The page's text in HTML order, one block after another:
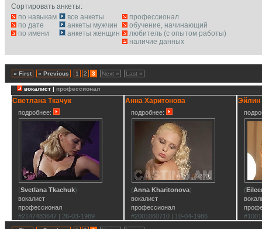
Сортировать анкеты:
по навыкам
по дате
по имени
все анкеты
анкеты мужчин
анкеты женщин
профессионал
обучение, начинающий
любитель (с опытом работы)
наличие данных
« First « Previous 1 2 3 Next » Last »
вокалист | профессионал
Светлана Ткачук
подробнее:
(Svetlana Tkachuk)
вокалист
профессионал
#2147483647 | 26-03-1989
Анна Харитонова
подробнее:
(Anna Kharitonova)
вокалист
профессионал
#2001060710 | 10-04-1986
Эйлин
(